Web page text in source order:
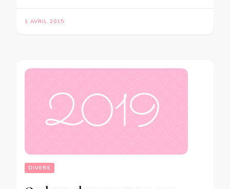
1 AVRIL 2015
DIVERS